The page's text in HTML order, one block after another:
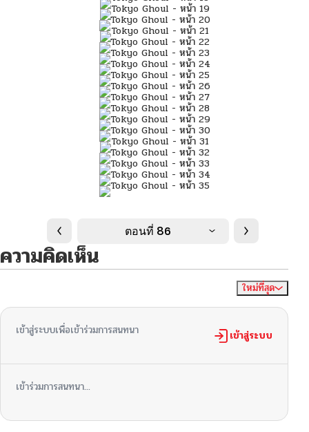
ตอนที่ 86
ความคิดเห็น
ใหม่ที่สุด
เข้าสู่ระบบเพื่อเข้าร่วมการสนทนา เข้าสู่ระบบ
เข้าร่วมการสนทนา...